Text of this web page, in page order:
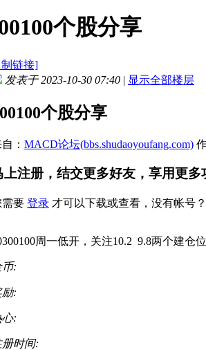
个股分享
链接]
发表于 2023-10-30 07:40 | 显示全部楼层
个股分享
： MACD论坛(bbs.shudaoyoufang.com)
上注册，结交更多好友，享用更
需要 登录 才可以下载或查看，没有帐号？
周一低开，关注10.2 9.8两个建仓位
币:
励:
心:
册时间: